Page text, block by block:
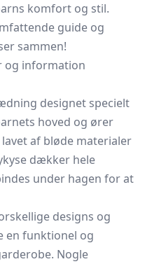
komfort og stil.
guide og
sammen!
og information
designet specielt
hoved og ører
af bløde materialer
dækker hele
under hagen for at
designs og
en funktionel og
Nogle